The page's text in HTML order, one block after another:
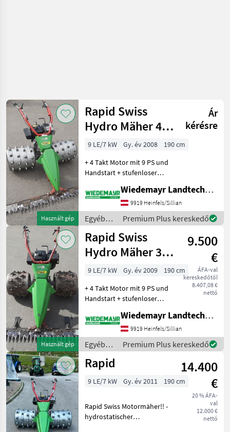
Használt gép
Rapid Swiss
Hydro Mäher 4-
reihig RS
Ár
kérésre
9 LE/7 kW Gy. év 2008
190 cm
+ 4 Takt Motor mit 9 PS und
Handstart + stufenloser
und hinten + Holmlenkung
für leichtes Lenken des
Mähers + Achsfreischaltung
+ Stachelw
Wiedemayr Landtechnik GmbH
9919 Heinfels/Sillian
Egyéb
mezőgazdasági
erőgépek
/ Rapid
Premium Plus kereskedő
Használt gép
Rapid Swiss
Hydro Mäher 3-
reihig KS
9.500
€
ÁFA-val
kereskedőtől
8.407,08 €
nettó
9 LE/7 kW Gy. év 2009
190 cm
+ 4 Takt Motor mit 9 PS und
Handstart + stufenloser
und hinten + Holmlenkung
für leichtes Lenken des
Mähers + Achsfreischaltung
+ Stachelw
Wiedemayr Landtechnik GmbH
9919 Heinfels/Sillian
Egyéb
mezőgazdasági
erőgépek
Premium Plus kereskedő
Rapid
14.400
€
20 % ÁFA-
val
12.000 €
nettó
9 LE/7 kW Gy. év 2011 190 cm
Rapid Swiss Motormäher!! -
hydrostatischer